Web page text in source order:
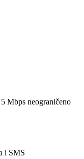
Mbps neograničeno
i SMS